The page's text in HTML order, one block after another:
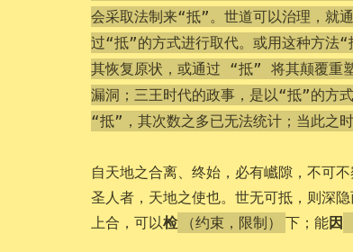
会采取法制来“抵”。世道可以治理，就
过“抵”的方式进行取代。或用这种方法
其恢复原状，或通过 “抵” 将其颠覆重
漏洞；三王时代的政事，是以“抵”的方
“抵”，其次数之多已无法统计；当此之
自天地之合离、终始，必有巇隙，不可
圣人者，天地之使也。世无可抵，则深
上合，可以检 （约束，限制） 下；能因